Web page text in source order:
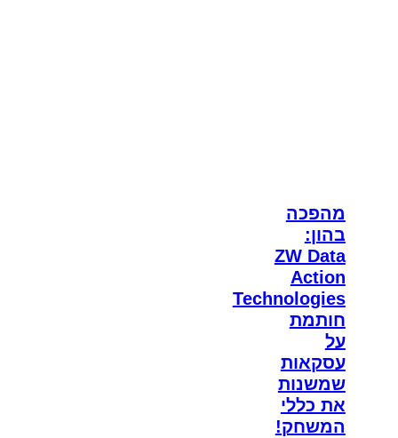
מהפכה
בהון:
ZW Data
Action
Technologies
חותמת
על
עסקאות
שמשנות
את כללי
המשחק!